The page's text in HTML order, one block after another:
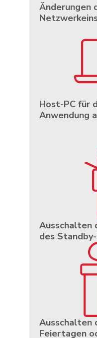
Änderungen
Host-PC für
Anwendung
Ausschalten
des
Ausschalten
Feiertagen